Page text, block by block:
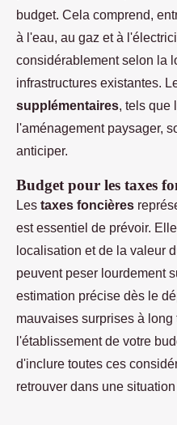
budget. Cela comprend,
à l'eau, au gaz et à
considérablement selon la
infrastructures existantes.
supplémentaires, tels que
l'aménagement paysager,
anticiper.
Budget pour les taxes
Les taxes foncières
est essentiel de prévoir.
localisation et de la valeur
peuvent peser lourdement
estimation précise dès le
mauvaises surprises à long
l'établissement de votre
d'inclure toutes ces
retrouver dans une